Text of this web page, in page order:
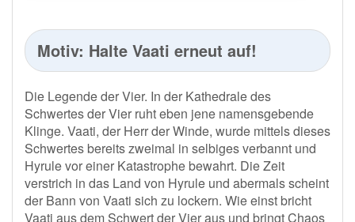
Motiv: Halte Vaati erneut auf!
Die Legende der Vier. In der Kathedrale des
Schwertes der Vier ruht eben jene namensgebende
Klinge. Vaati, der Herr der Winde, wurde mittels dieses
Schwertes bereits zweimal in selbiges verbannt und
Hyrule vor einer Katastrophe bewahrt. Die Zeit
verstrich in das Land von Hyrule und abermals scheint
der Bann von Vaati sich zu lockern. Wie einst bricht
Vaati aus dem Schwert der Vier aus und bringt Chaos